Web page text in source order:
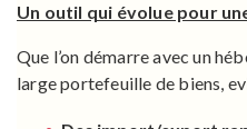
Un outil qui évolue pour
Que l’on démarre avec un
large portefeuille de biens,